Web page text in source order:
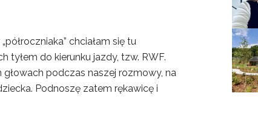
chciałam się tu
do kierunku jazdy, tzw. RWF.
głowach podczas naszej rozmowy, na
Podnoszę zatem rękawicę i